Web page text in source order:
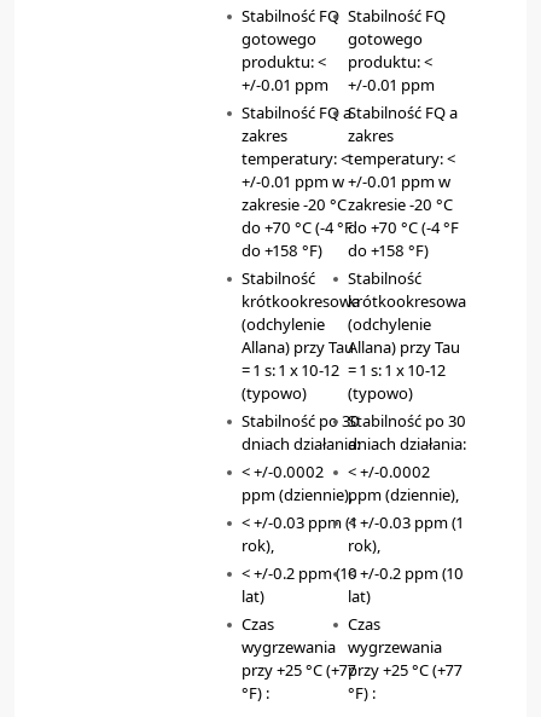
Stabilność FQ
gotowego
produktu: <
+/-0.01 ppm
Stabilność FQ a
zakres
temperatury: <
+/-0.01 ppm w
zakresie -20 °C
do +70 °C (-4 °F
do +158 °F)
Stabilność
krótkookresowa
(odchylenie
Allana) przy Tau
= 1 s: 1 x 10-12
(typowo)
Stabilność po 30
dniach działania:
< +/-0.0002
ppm (dziennie),
< +/-0.03 ppm (1
rok),
< +/-0.2 ppm (10
lat)
Czas
wygrzewania
przy +25 °C (+77
°F) :
Stabilność FQ
gotowego
produktu: <
+/-0.01 ppm
Stabilność FQ a
zakres
temperatury: <
+/-0.01 ppm w
zakresie -20 °C
do +70 °C (-4 °F
do +158 °F)
Stabilność
krótkookresowa
(odchylenie
Allana) przy Tau
= 1 s: 1 x 10-12
(typowo)
Stabilność po 30
dniach działania:
< +/-0.0002
ppm (dziennie),
< +/-0.03 ppm (1
rok),
< +/-0.2 ppm (10
lat)
Czas
wygrzewania
przy +25 °C (+77
°F) :